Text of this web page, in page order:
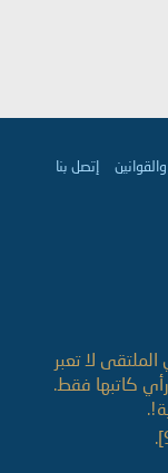
إتصل بنا
لا تعبر
كاتبها فقط.